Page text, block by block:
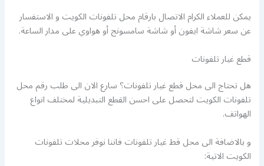
يمكن للعملاء الكرام الاتصال بارقام محل تلفونات الكويت و الاستفسار
عن سعر شاشة ايفون أو شاشة سامسونج أو هواوي على مدار الساعة.
قطع غيار تلفونات
هل تحتاج الى محل قطع غيار تلفونات؟ سارع الان الى طلب رقم محل
تلفونات الكويت لتحصل على احسن القطع التبديلية لمختلف انواع
الهواتف.
و بالاضافة الى محل قط غيار تلفونات فاننا نوفر محلات تلفونات
الكويت الاتية: